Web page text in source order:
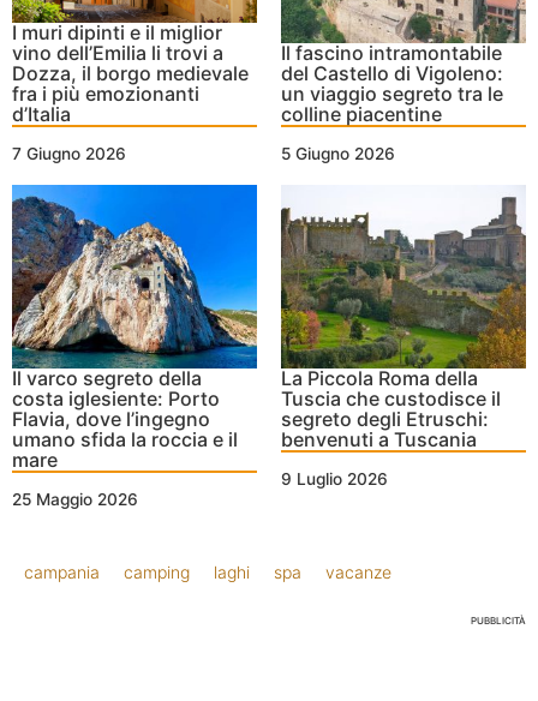
I muri dipinti e il miglior
vino dell’Emilia li trovi a
Dozza, il borgo medievale
fra i più emozionanti
d’Italia
7 Giugno 2026
Il fascino intramontabile
del Castello di Vigoleno:
un viaggio segreto tra le
colline piacentine
5 Giugno 2026
Il varco segreto della
costa iglesiente: Porto
Flavia, dove l’ingegno
umano sfida la roccia e il
mare
25 Maggio 2026
La Piccola Roma della
Tuscia che custodisce il
segreto degli Etruschi:
benvenuti a Tuscania
9 Luglio 2026
campania camping laghi spa vacanze
PUBBLICITÀ